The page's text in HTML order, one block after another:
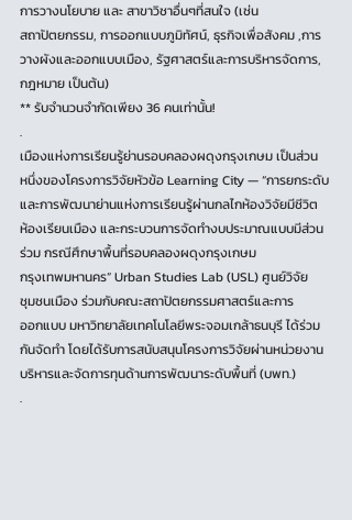
การวางนโยบาย และ สาขาวิชาอื่นๆที่สนใจ (เช่น
สถาปัตยกรรม, การออกแบบภูมิทัศน์, ธุรกิจเพื่อสังคม ,การ
วางผังและออกแบบเมือง, รัฐศาสตร์และการบริหารจัดการ,
กฎหมาย เป็นต้น)
** รับจำนวนจำกัดเพียง 36 คนเท่านั้น!
.
เมืองแห่งการเรียนรู้ย่านรอบคลองผดุงกรุงเกษม เป็นส่วน
หนึ่งของโครงการวิจัยหัวข้อ Learning City — “การยกระดับ
และการพัฒนาย่านแห่งการเรียนรู้ผ่านกลไกห้องวิจัยมีชีวิต
ห้องเรียนเมือง และกระบวนการจัดทำงบประมาณแบบมีส่วน
ร่วม กรณีศึกษาพื้นที่รอบคลองผดุงกรุงเกษม
กรุงเทพมหานคร” Urban Studies Lab (USL) ศูนย์วิจัย
ชุมชนเมือง ร่วมกับคณะสถาปัตยกรรมศาสตร์และการ
ออกแบบ มหาวิทยาลัยเทคโนโลยีพระจอมเกล้าธนบุรี ได้ร่วม
กันจัดทำ โดยได้รับการสนับสนุนโครงการวิจัยผ่านหน่วยงาน
บริหารและจัดการทุนด้านการพัฒนาระดับพื้นที่ (บพท.)
.